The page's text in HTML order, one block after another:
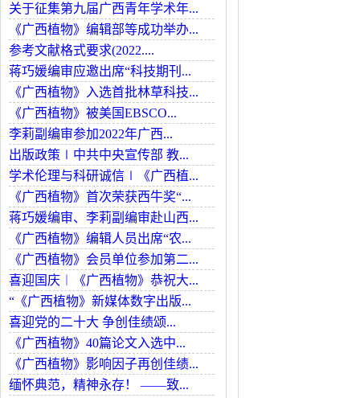
关于征集第九届广西青年学术年...
《广西植物》编辑部等成功举办...
参考文献格式要求(2022....
蒋巧媛编审应邀出席“科技期刊...
《广西植物》入选首批林草科技...
《广西植物》被美国EBSCO...
李莉副编审参加2022年广西...
出版政策∣中共中央宣传部 教...
学术伦理与科研诚信∣《广西植...
《广西植物》首次荣获西牛奖“...
蒋巧媛编审、李莉副编审赴山西...
《广西植物》编辑人员出席“农...
《广西植物》会员单位参加第二...
喜迎国庆︱《广西植物》恭祝大...
“《广西植物》新媒体数字出版...
喜迎党的二十大 争创佳绩颂...
《广西植物》40篇论文入选中...
《广西植物》影响因子再创佳绩...
缅怀典范，精神永存！ ——致...